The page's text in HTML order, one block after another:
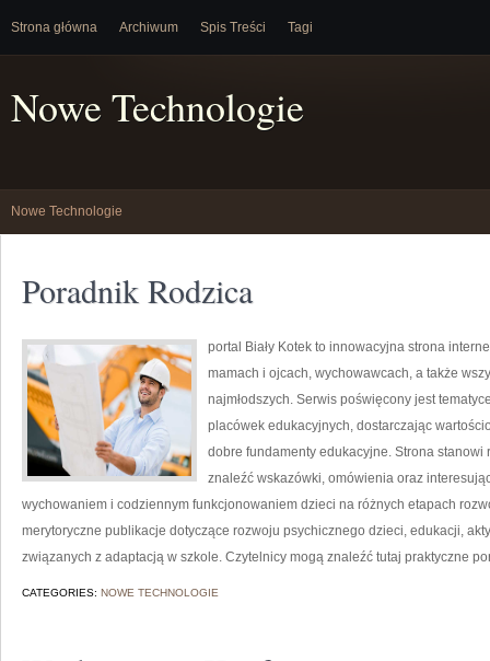
Strona główna Archiwum Spis Treści Tagi
Nowe Technologie
Nowe Technologie
Poradnik Rodzica
portal Biały Kotek to innowacyjna strona
mamach i ojcach, wychowawcach, a także
najmłodszych. Serwis poświęcony jest
placówek edukacyjnych, dostarczając
dobre fundamenty edukacyjne. Strona stanowi
znaleźć wskazówki, omówienia oraz
wychowaniem i codziennym funkcjonowaniem dzieci na różnych etapach
merytoryczne publikacje dotyczące rozwoju psychicznego dzieci, edukacji,
związanych z adaptacją w szkole. Czytelnicy mogą znaleźć tutaj praktyczne
CATEGORIES: NOWE TECHNOLOGIE